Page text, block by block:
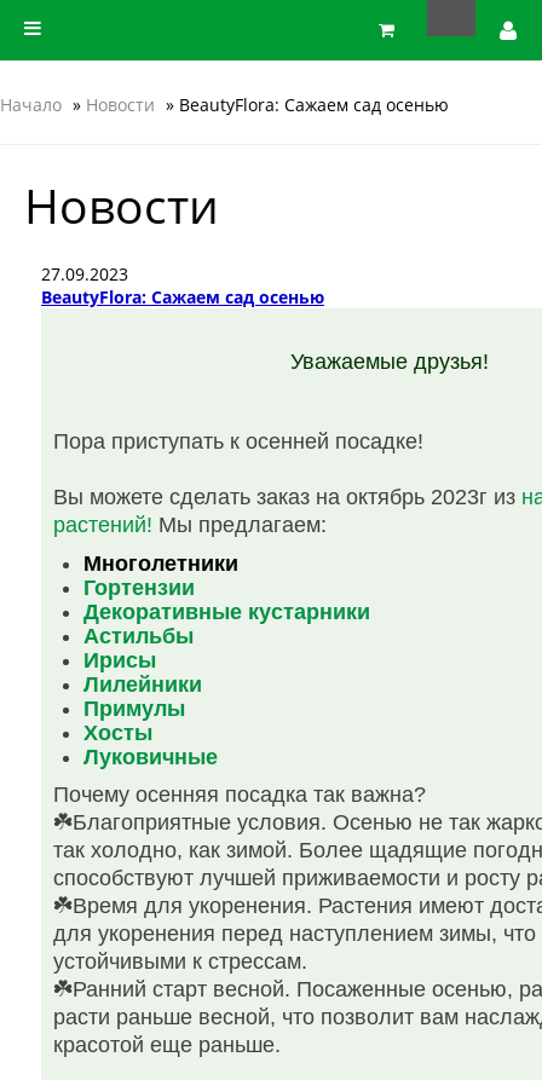
Начало » Новости » BeautyFlora: Сажаем сад осенью
Новости
27.09.2023
BeautyFlora: Сажаем сад осенью
Уважаемые друзья!
Пора приступать к осенней посадке!
Вы можете сделать заказ на октябрь 2023г из
растений! Мы предлагаем:
Многолетники
Гортензии
Декоративные кустарники
Астильбы
Ирисы
Лилейники
Примулы
Хосты
Луковичные
Почему осенняя посадка так важна?
☘️Благоприятные условия. Осенью не так
так холодно, как зимой. Более щадящие
способствуют лучшей приживаемости и росту
☘️Время для укоренения. Растения имеют
для укоренения перед наступлением зимы,
устойчивыми к стрессам.
☘️Ранний старт весной. Посаженные осенью,
расти раньше весной, что позволит вам
красотой еще раньше.